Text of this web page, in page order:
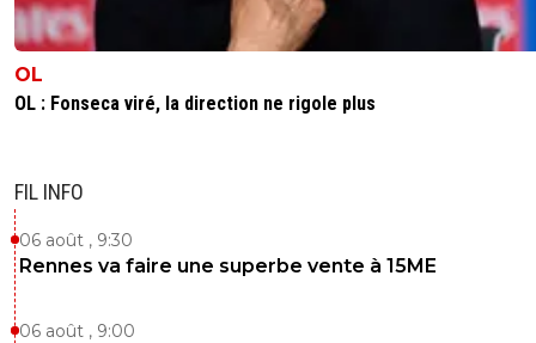
OL
OL : Fonseca viré, la direction ne rigole plus
FIL INFO
06 août , 9:30
Rennes va faire une superbe vente à 15ME
06 août , 9:00